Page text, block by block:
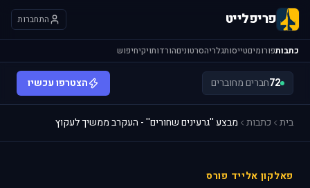
פריפלייט התחברות
כתבותפורומיםטייסותגלריהסרטוניםהורדותויקיחיפוש
72חברים מחוברים הצטרפו עכשיו
בית כתבות מבצע ''גרעינים שחורים'' - העקרב ממשיך לעקוץ
פאלקון אלייד פורס